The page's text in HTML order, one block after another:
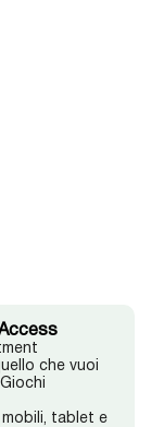
che vuoi
tablet e